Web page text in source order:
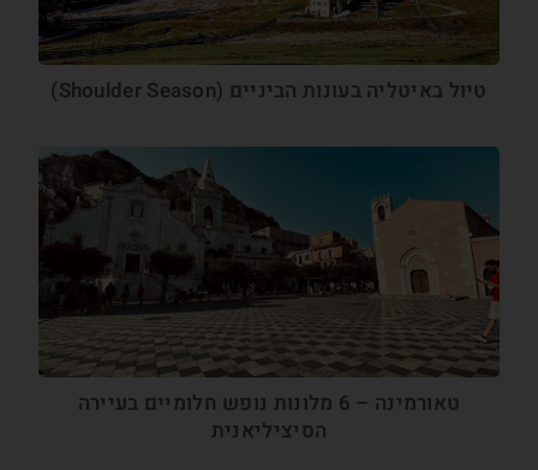
טיול באיטליה בעונות הביניים (Shoulder Season)
טאורמינה – 6 מלונות נופש חלומיים בעיירה
הסיציליאנית